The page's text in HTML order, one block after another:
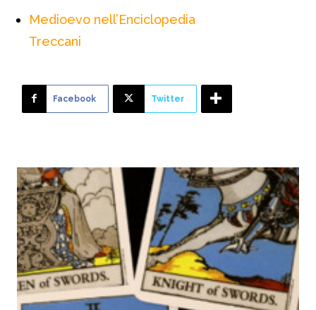
Medioevo nell’Enciclopedia
Treccani
Facebook Twitter